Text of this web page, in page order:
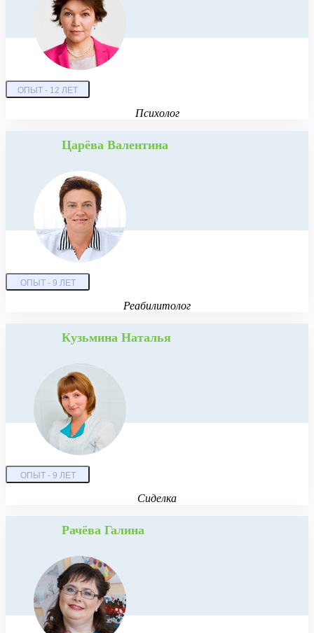
ОПЫТ - 12 ЛЕТ
Психолог
Царёва Валентина
ОПЫТ - 9 ЛЕТ
Реабилитолог
Кузьмина Наталья
ОПЫТ - 9 ЛЕТ
Сиделка
Рачёва Галина